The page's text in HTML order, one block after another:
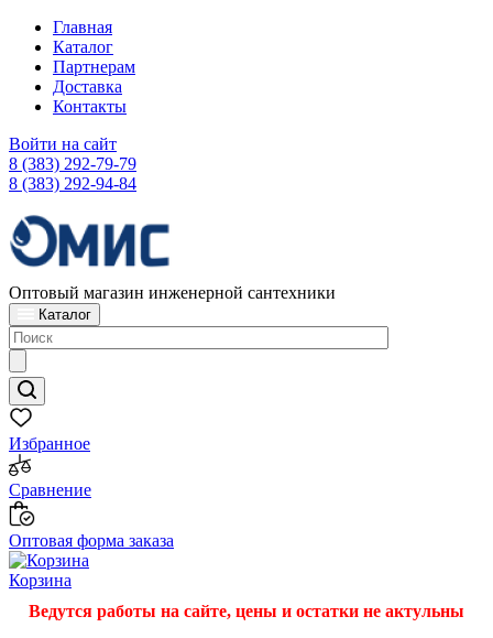
Главная
Каталог
Партнерам
Доставка
Контакты
Войти на сайт
8 (383) 292-79-79
8 (383) 292-94-84
Оптовый магазин инженерной сантехники
Каталог
Избранное
Сравнение
Оптовая форма заказа
Корзина
Ведутся работы на сайте, цены и остатки не актульны